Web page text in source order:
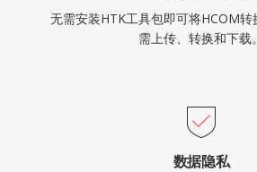
无需安装HTK工具包即可将HCOM转
需上传、转换和下载。
数据隐私